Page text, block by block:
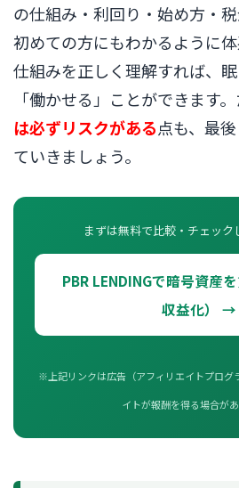
の仕組み・利回り・始め方・税
初めての方にもわかるように体
仕組みを正しく理解すれば、
「働かせる」ことができます
は必ずリスクがある点も、最
ていきましょう。
まずは無料で比較・チェック
PBR LENDINGで暗号資産
収益化） →
※上記リンクは広告（アフィリエイトプログ
イトが報酬を得る場合があ